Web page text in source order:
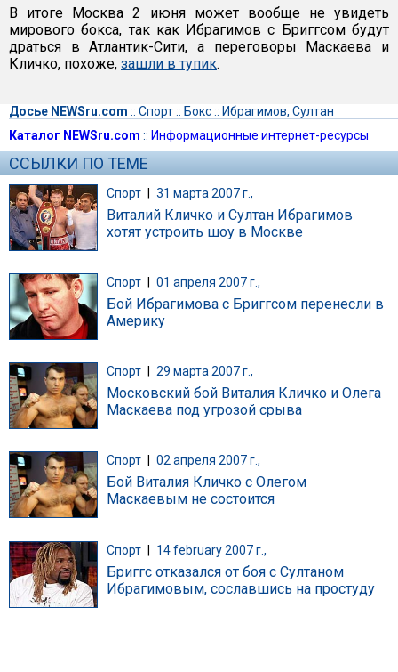
В итоге Москва 2 июня может вообще не увидеть
мирового бокса, так как Ибрагимов с Бриггсом будут
драться в Атлантик-Сити, а переговоры Маскаева и
Кличко, похоже, зашли в тупик.
Досье NEWSru.com :: Спорт:: Бокс:: Ибрагимов, Султан
Каталог NEWSru.com :: Информационные интернет-ресурсы
ССЫЛКИ ПО ТЕМЕ
Спорт | 31 марта 2007 г.,
Виталий Кличко и Султан Ибрагимов
хотят устроить шоу в Москве
Спорт 01 апреля 2007 г.,
Бой Ибрагимова с Бриггcом перенесли в
Америку
Спорт 29 марта 2007 г.,
Московский бой Виталия Кличко и Олега
Маскаева под угрозой срыва
Спорт 02 апреля 2007 г.,
Бой Виталия Кличко с Олегом
Маскаевым не состоится
Спорт | 14 february 2007 г.,
Бриггс отказался от боя с Султаном
Ибрагимовым, сославшись на простуду